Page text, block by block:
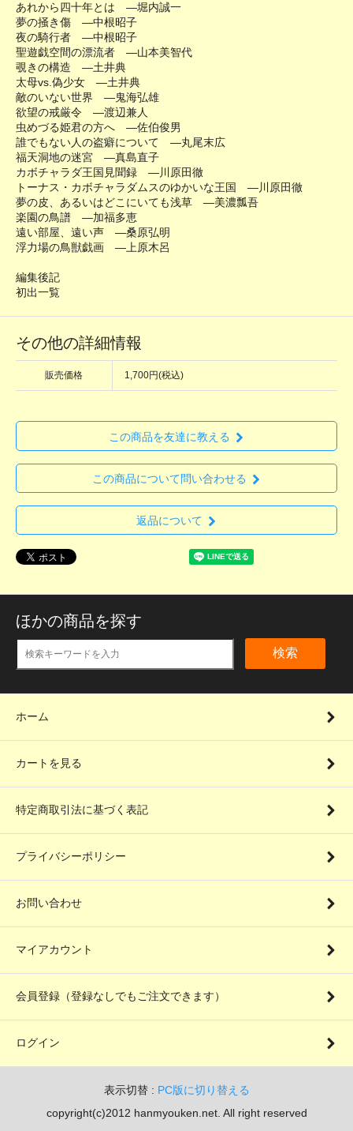
あれから四十年とは ―堀内誠一
夢の掻き傷 ―中根昭子
夜の騎行者 ―中根昭子
聖遊戯空間の漂流者 ―山本美智代
覗きの構造 ―土井典
太母vs.偽少女 ―土井典
敵のいない世界 ―鬼海弘雄
欲望の戒厳令 ―渡辺兼人
虫めづる姫君の方へ ―佐伯俊男
誰でもない人の盗癖について ―丸尾末広
福天洞地の迷宮 ―真島直子
カボチャラダ王国見聞録 ―川原田徹
トーナス・カボチャラダムスのゆかいな王国 ―川原田徹
夢の皮、あるいはどこにいても浅草 ―美濃瓢吾
楽園の鳥譜 ―加福多恵
遠い部屋、遠い声 ―桑原弘明
浮力場の鳥獣戯画 ―上原木呂
編集後記
初出一覧
その他の詳細情報
販売価格 1,700円(税込)
この商品を友達に教える
この商品について問い合わせる
返品について
ほかの商品を探す
検索
ホーム
カートを見る
特定商取引法に基づく表記
プライバシーポリシー
お問い合わせ
マイアカウント
会員登録（登録なしでもご注文できます）
ログイン
表示切替 : PC版に切り替える
copyright(c)2012 hanmyouken.net. All right reserved